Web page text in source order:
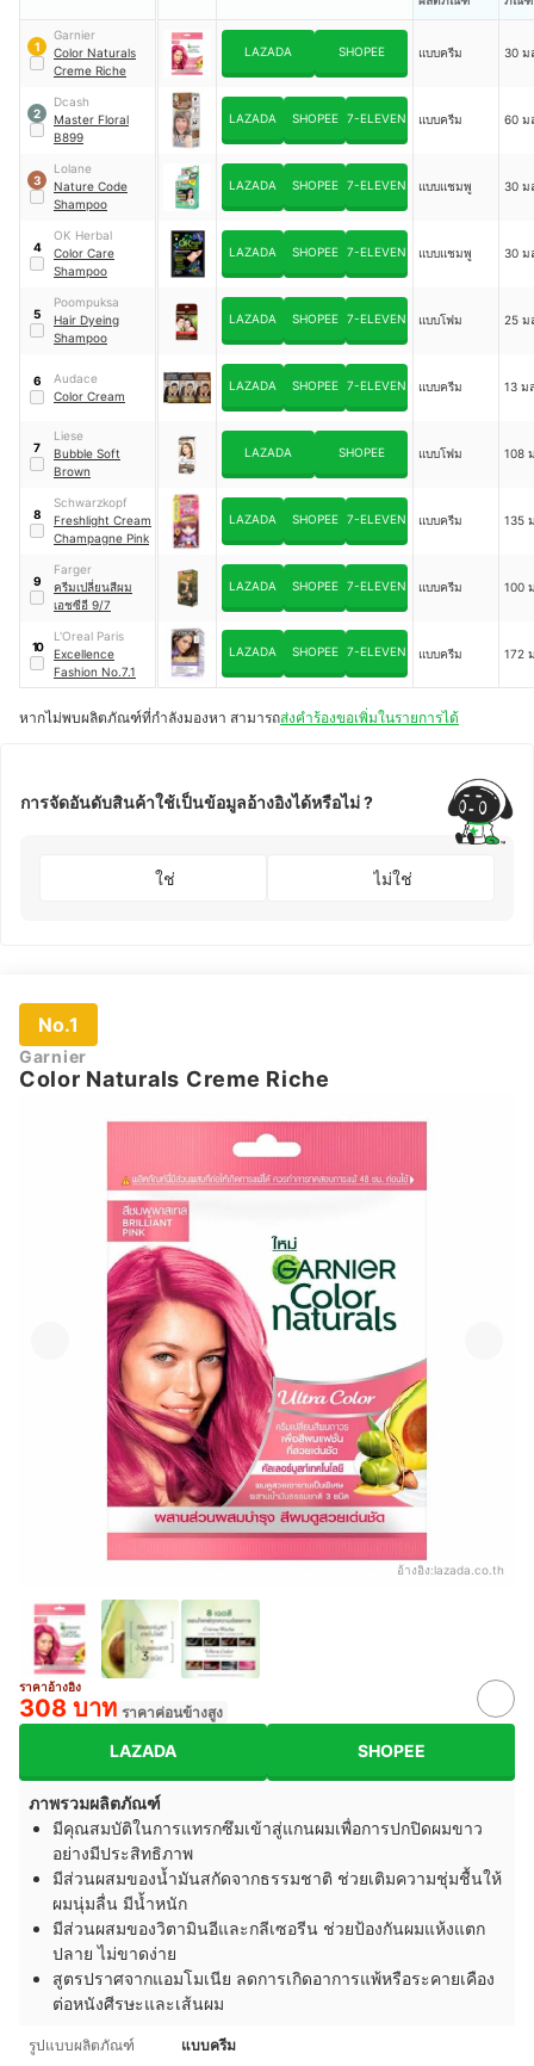
1
Garnier
Color Naturals
Creme Riche
LAZADA SHOPEE แบบครีม 30 ม
2
Dcash
Master Floral
B899
LAZADA SHOPEE 7-ELEVEN แบบครีม 60 ม
3
Lolane
Nature Code
Shampoo
LAZADA SHOPEE 7-ELEVEN แบบแชมพู 30 ม
4
OK Herbal
Color Care
Shampoo
LAZADA SHOPEE 7-ELEVEN แบบแชมพู 30 ม
5
Poompuksa
Hair Dyeing
Shampoo
LAZADA SHOPEE 7-ELEVEN แบบโฟม 25 ม
6
Audace
Color Cream
LAZADA SHOPEE 7-ELEVEN แบบครีม 13 ม
7
Liese
Bubble Soft
Brown
LAZADA SHOPEE แบบโฟม 108
8
Schwarzkopf
Freshlight Cream
Champagne Pink
LAZADA SHOPEE 7-ELEVEN แบบครีม 135
9
Farger
ครีมเปลี่ยนสีผม
เอชซีอี 9/7
LAZADA SHOPEE 7-ELEVEN แบบครีม 100
10
L'Oreal Paris
Excellence
Fashion No.7.1
LAZADA SHOPEE 7-ELEVEN แบบครีม 172
หากไม่พบผลิตภัณฑ์ที่กำลังมองหา สามารถส่งคำร้องขอเพิ่มในรายการได้
การจัดอันดับสินค้าใช้เป็นข้อมูลอ้างอิงได้หรือไม่ ?
ใช่ ไม่ใช่
No.1
Garnier
Color Naturals Creme Riche
อ้างอิง:lazada.co.th
ราคาอ้างอิง
308 บาท ราคาค่อนข้างสูง
LAZADA SHOPEE
ภาพรวมผลิตภัณฑ์
มีคุณสมบัติในการแทรกซึมเข้าสู่แกนผมเพื่อการปกปิดผมขาว
อย่างมีประสิทธิภาพ
มีส่วนผสมของน้ำมันสกัดจากธรรมชาติ ช่วยเติมความชุ่มชื้นให้
ผมนุ่มลื่น มีน้ำหนัก
มีส่วนผสมของวิตามินอีและกลีเซอรีน ช่วยป้องกันผมแห้งแตก
ปลาย ไม่ขาดง่าย
สูตรปราศจากแอมโมเนีย ลดการเกิดอาการแพ้หรือระคายเคือง
ต่อหนังศีรษะและเส้นผม
รูปแบบผลิตภัณฑ์ แบบครีม